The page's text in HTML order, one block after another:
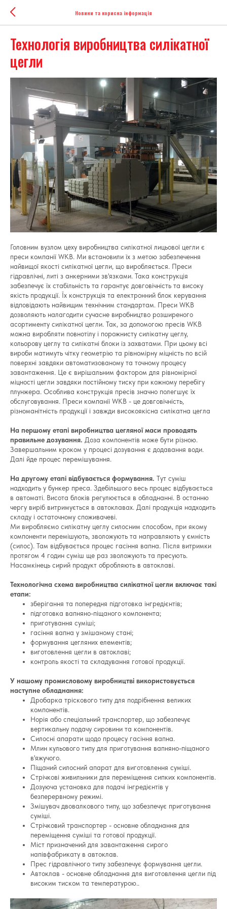
Новини та корисна інформація
Технологія виробництва силікатної
цегли
Головним вузлом цеху виробництва силікатної лицьової цегли є
преси компанії WKB. Ми встановили їх з метою забезпечення
найвищої якості силікатної цегли, що виробляється. Преси
гідравлічні, литі з анкерними зв'язками. Така конструкція
забезпечує їх стабільність та гарантує довговічність та високу
якість продукції. Їх конструкція та електронний блок керування
відповідають найвищим технічним стандартам. Преси WKB
дозволяють налагодити сучасне виробництво розширеного
асортименту силікатної цегли. Так, за допомогою пресів WKB
можна виробляти повнотілу і порожнисту силікатну цеглу,
кольорову цеглу та силікатні блоки із захватами. При цьому всі
вироби матимуть чітку геометрію та рівномірну міцність по всій
поверхні завдяки автоматизованому та точному процесу
завантаження. Це є вирішальним фактором для рівномірної
міцності цегли завдяки постійному тиску при кожному перебігу
плунжера. Особлива конструкція пресів значно полегшує їх
обслуговування. Преси компанії WKB - це довговічність,
різноманітність продукції і завжди високоякісна силікатна цегла
На першому етапі виробництва цегляної маси проводять
правильне дозування. Доза компонентів може бути різною.
Завершальним кроком у процесі дозування є додавання води.
Далі йде процес перемішування.
На другому етапі відбувається формування. Тут суміш
надходить у бункер преса. Здебільшого весь процес відбувається
в автоматі. Висота блоків регулюється в обладнанні. В останню
чергу виріб витримується в автоклавах. Далі продукція надходить
складу і остаточному споживачеві.
Ми виробляємо силікатну цеглу силосним способом, при якому
компоненти перемішують, зволожують та направляють у ємність
(силос). Там відбувається процес гасіння вапна. Після витримки
протягом 4 годин суміш ще раз зволожують та пресують.
Насамкінець сирий продукт обробляють в автоклаві.
Технологічна схема виробництва силікатної цегли включає такі
етапи:
зберігання та попередня підготовка інгредієнтів;
підготовка вапняно-піщаного компонента;
приготування суміші;
гасіння вапна у змішаному стані;
формування цегляних елементів;
виготовлення цегли в автоклаві;
контроль якості та складування готової продукції.
У нашому промисловому виробництві використовується
наступне обладнання:
Дробарка тріскового типу для подрібнення великих
компонентів.
Норія або спеціальний транспортер, що забезпечує
вертикальну подачу сировини та компонентів.
Силосні апарати щодо процесу гасіння вапна.
Млин кульового типу для приготування вапняно-піщаного
в'яжучого.
Піщаний силосний апарат для виготовлення суміші.
Стрічкові живильники для переміщення сипких компонентів.
Дозуюча установка для подачі інгредієнтів у
безперервному режимі.
Змішувач двовалкового типу, що забезпечує приготування
суміші.
Стрічковий транспортер - основне обладнання для
переміщення суміші та готової продукції.
Міст призначений для завантаження сирого
напівфабрикату в автоклав.
Прес гідравлічного типу забезпечує формування цегли.
Автоклав - основне обладнання для виготовлення цегли під
високим тиском та температурою..